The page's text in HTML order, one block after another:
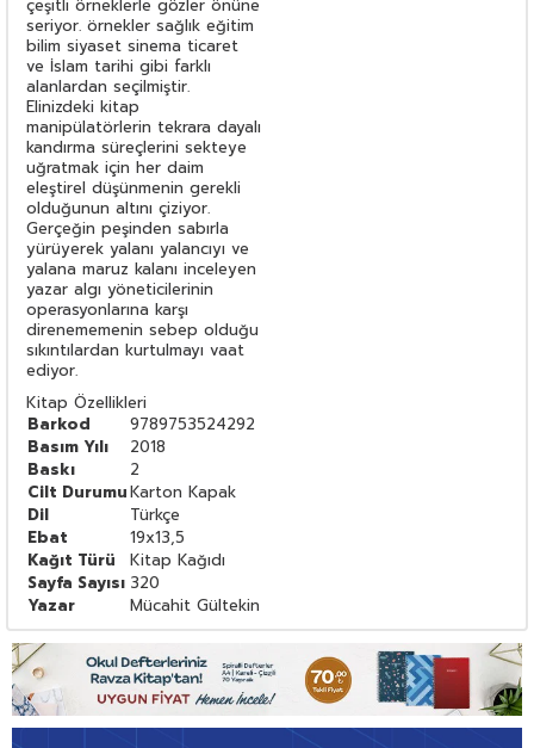
çeşitli örneklerle gözler önüne
seriyor. örnekler sağlık eğitim
bilim siyaset sinema ticaret
ve İslam tarihi gibi farklı
alanlardan seçilmiştir.
Elinizdeki kitap
manipülatörlerin tekrara dayalı
kandırma süreçlerini sekteye
uğratmak için her daim
eleştirel düşün­menin gerekli
olduğunun altını çiziyor.
Gerçeğin peşinden sabırla
yürüyerek yalanı yalancıyı ve
yalana maruz kalanı inceleyen
yazar algı yöneticilerinin
operasyonlarına karşı
direnememenin sebep olduğu
sıkıntılardan kurtulmayı vaat
ediyor.
Kitap Özellikleri
Barkod
9789753524292
Basım Yılı
2018
Baskı
2
Cilt DurumuKarton Kapak
Dil
Türkçe
Ebat
19x13,5
Kağıt Türü
Kitap Kağıdı
Sayfa Sayısı 320
Yazar
Mücahit Gültekin